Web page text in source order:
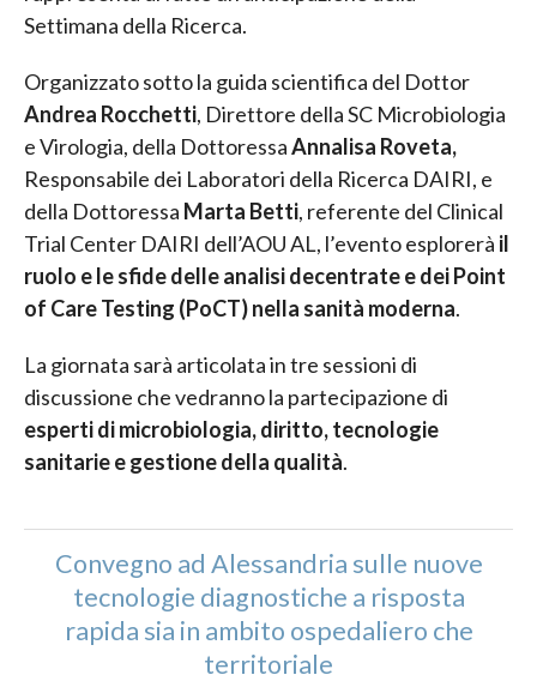
Settimana della Ricerca.
Organizzato sotto la guida scientifica del Dottor
Andrea Rocchetti, Direttore della SC Microbiologia
e Virologia, della DottoressaAnnalisa Roveta,
Responsabile dei Laboratori della Ricerca DAIRI, e
della Dottoressa Marta Betti, referente del Clinical
Trial Center DAIRI dell’AOU AL, l’evento esplorerà il
ruolo e le sfide delle analisi decentrate e dei Point
of Care Testing (PoCT) nella sanità moderna.
La giornata sarà articolata in tre sessioni di
discussione che vedranno la partecipazione di
esperti di microbiologia, diritto, tecnologie
sanitarie e gestione della qualità.
Convegno ad Alessandria sulle nuove
tecnologie diagnostiche a risposta
rapida sia in ambito ospedaliero che
territoriale